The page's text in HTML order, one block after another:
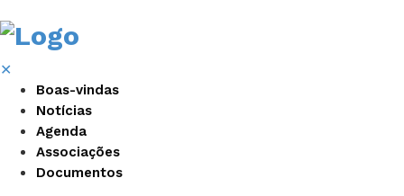
✕
Boas-vindas
Notícias
Agenda
Associações
Documentos